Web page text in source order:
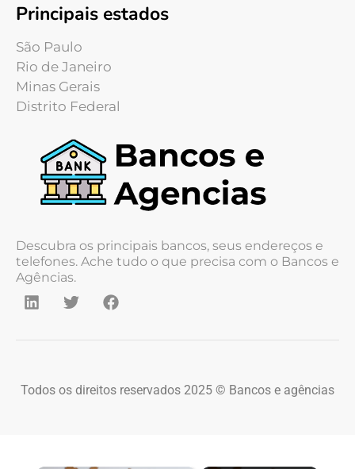
Principais estados
São Paulo
Rio de Janeiro
Minas Gerais
Distrito Federal
Descubra os principais bancos, seus endereços e
telefones. Ache tudo o que precisa com o Bancos e
Agências.
Todos os direitos reservados 2025 © Bancos e agências